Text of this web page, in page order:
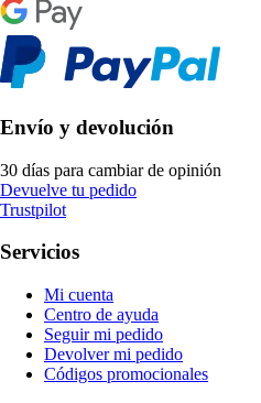
Envío y devolución
30 días para cambiar de opinión
Devuelve tu pedido
Trustpilot
Servicios
Mi cuenta
Centro de ayuda
Seguir mi pedido
Devolver mi pedido
Códigos promocionales